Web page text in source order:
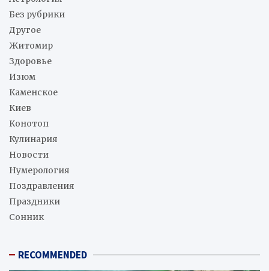
Без рубрики
Другое
Житомир
Здоровье
Изюм
Каменское
Киев
Конотоп
Кулинария
Новости
Нумерология
Поздравления
Праздники
Сонник
RECOMMENDED